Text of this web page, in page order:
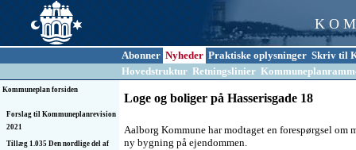
K O
Abonner Nyheder Praktiske oplysninger Skriv til
Hovedstruktur Retningslinier
Kommuneplan forsiden
Forslag til Kommuneplanrevision
2021
Tillæg 1.035 Den nordlige del af
Loge og boliger på Hasserisgade 18
Aalborg Kommune har modtaget en forespørgsel
ny bygning på ejendommen.